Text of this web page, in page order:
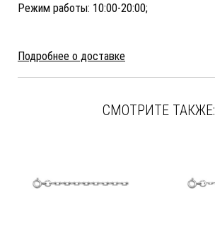
Режим работы: 10:00-20:00;
Подробнее о доставке
СМОТРИТЕ ТАКЖЕ: